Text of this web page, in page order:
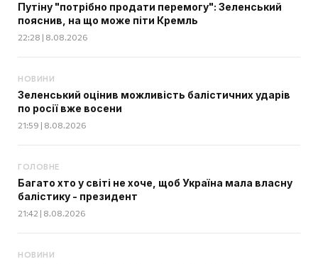
Путіну "потрібно продати перемогу": Зеленський
пояснив, на що може піти Кремль
22:28 | 8.08.2026
НОВИНИ
Зеленський оцінив можливість балістичних ударів
по росії вже восени
21:59 | 8.08.2026
ГОЛОВНЕ
Багато хто у світі не хоче, щоб Україна мала власну
балістику - президент
21:42 | 8.08.2026
НОВИНИ